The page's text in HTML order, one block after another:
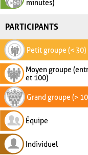
minutes)
PARTICIPANTS
Petit groupe (< 30)
Moyen groupe
et 100)
Grand groupe (>
Équipe
Individuel